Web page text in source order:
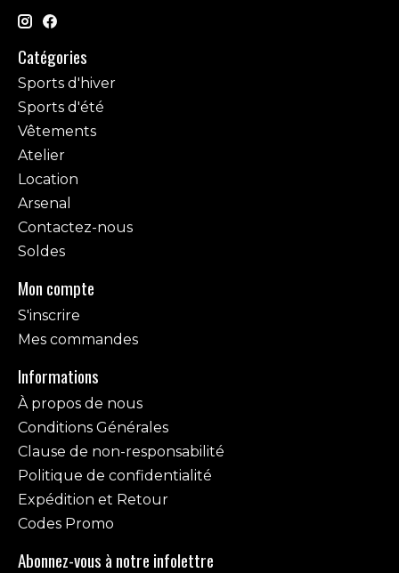
Catégories
Sports d'hiver
Sports d'été
Vêtements
Atelier
Location
Arsenal
Contactez-nous
Soldes
Mon compte
S'inscrire
Mes commandes
Informations
À propos de nous
Conditions Générales
Clause de non-responsabilité
Politique de confidentialité
Expédition et Retour
Codes Promo
Abonnez-vous à notre infolettre